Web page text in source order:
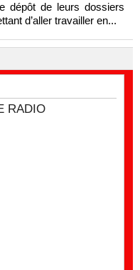
dépôt de leurs dossiers
d’aller travailler en...
RADIO